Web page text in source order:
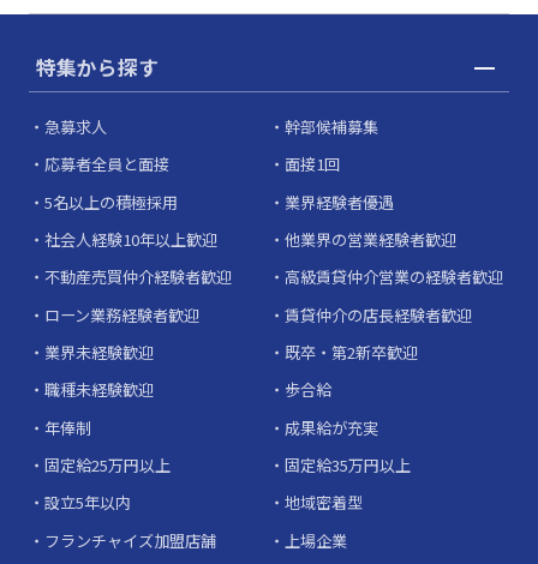
特集から探す
急募求人
幹部候補募集
応募者全員と面接
面接1回
5名以上の積極採用
業界経験者優遇
社会人経験10年以上歓迎
他業界の営業経験者歓迎
不動産売買仲介経験者歓迎
高級賃貸仲介営業の経験者歓迎
ローン業務経験者歓迎
賃貸仲介の店長経験者歓迎
業界未経験歓迎
既卒・第2新卒歓迎
職種未経験歓迎
歩合給
年俸制
成果給が充実
固定給25万円以上
固定給35万円以上
設立5年以内
地域密着型
フランチャイズ加盟店舗
上場企業